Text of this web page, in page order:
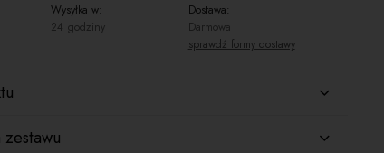
Wysyłka w:
24 godziny
Dostawa:
Darmowa
sprawdź formy dostawy